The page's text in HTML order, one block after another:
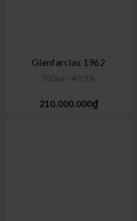
Glenfarclas 1962
700ml / 40,9%
210.000.000₫